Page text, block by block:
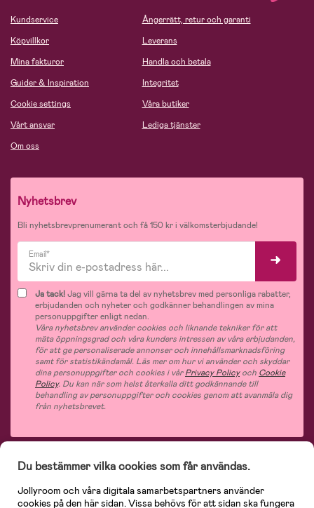
Kundservice
Köpvillkor
Mina fakturor
Guider & Inspiration
Cookie settings
Vårt ansvar
Om oss
Ångerrätt, retur och garanti
Leverans
Handla och betala
Integritet
Våra butiker
Lediga tjänster
Nyhetsbrev
Bli nyhetsbrevprenumerant och få 150 kr i välkomsterbjudande!
Email*
Ja tack!Jag vill gärna ta del av nyhetsbrev med personliga rabatter,
erbjudanden och nyheter och godkänner behandlingen av mina
personuppgifter enligt nedan.
Våra nyhetsbrev använder cookies och liknande tekniker för att
mäta öppningsgrad och våra kunders intressen av våra erbjudanden,
för att ge personaliserade annonser och innehållsmarknadsföring
samt för statistikändamål. Läs mer om hur vi använder och skyddar
dina personuppgifter och cookies i vårPrivacy Policyoch Cookie
Policy. Du kan när som helst återkalla ditt godkännande till
behandling av personuppgifter och cookies genom att avanmäla dig
från nyhetsbrevet.
På Jollyroom.se hittar du ett stort utbud av produkter för barnfamiljen.
köp och en mycket kompetent kundtjänst kan du känna dig trygg att handla
hos oss. I vårt sortiment hittar du barnvagnar, bilstolar, kläder för barn och
Du bestämmer vilka cookies som får användas.
Jollyroom och våra digitala samarbetspartners använder
cookies på den här sidan. Vissa behövs för att sidan ska fungera